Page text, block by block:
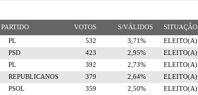
PARTIDO VOTOS S/VÁLIDOS SITUAÇÃO
PL 532 3,71%
ELEITO(A)
PSD 423 2,95%
ELEITO(A)
PL 392 2,73%
ELEITO(A)
REPUBLICANOS 379 2,64%
ELEITO(A)
PSOL 359 2,50%
ELEITO(A)